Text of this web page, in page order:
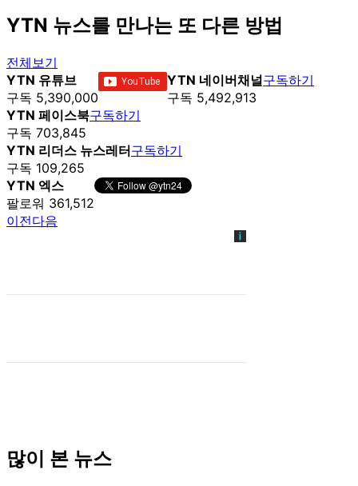
YTN 뉴스를 만나는 또 다른 방법
전체보기
YTN 유튜브
구독 5,390,000
YTN 네이버채널
구독 5,492,913
구독하기
YTN 페이스북
구독 703,845
구독하기
YTN 리더스 뉴스레터
구독 109,265
구독하기
YTN 엑스
팔로워 361,512
이전다음
많이 본 뉴스